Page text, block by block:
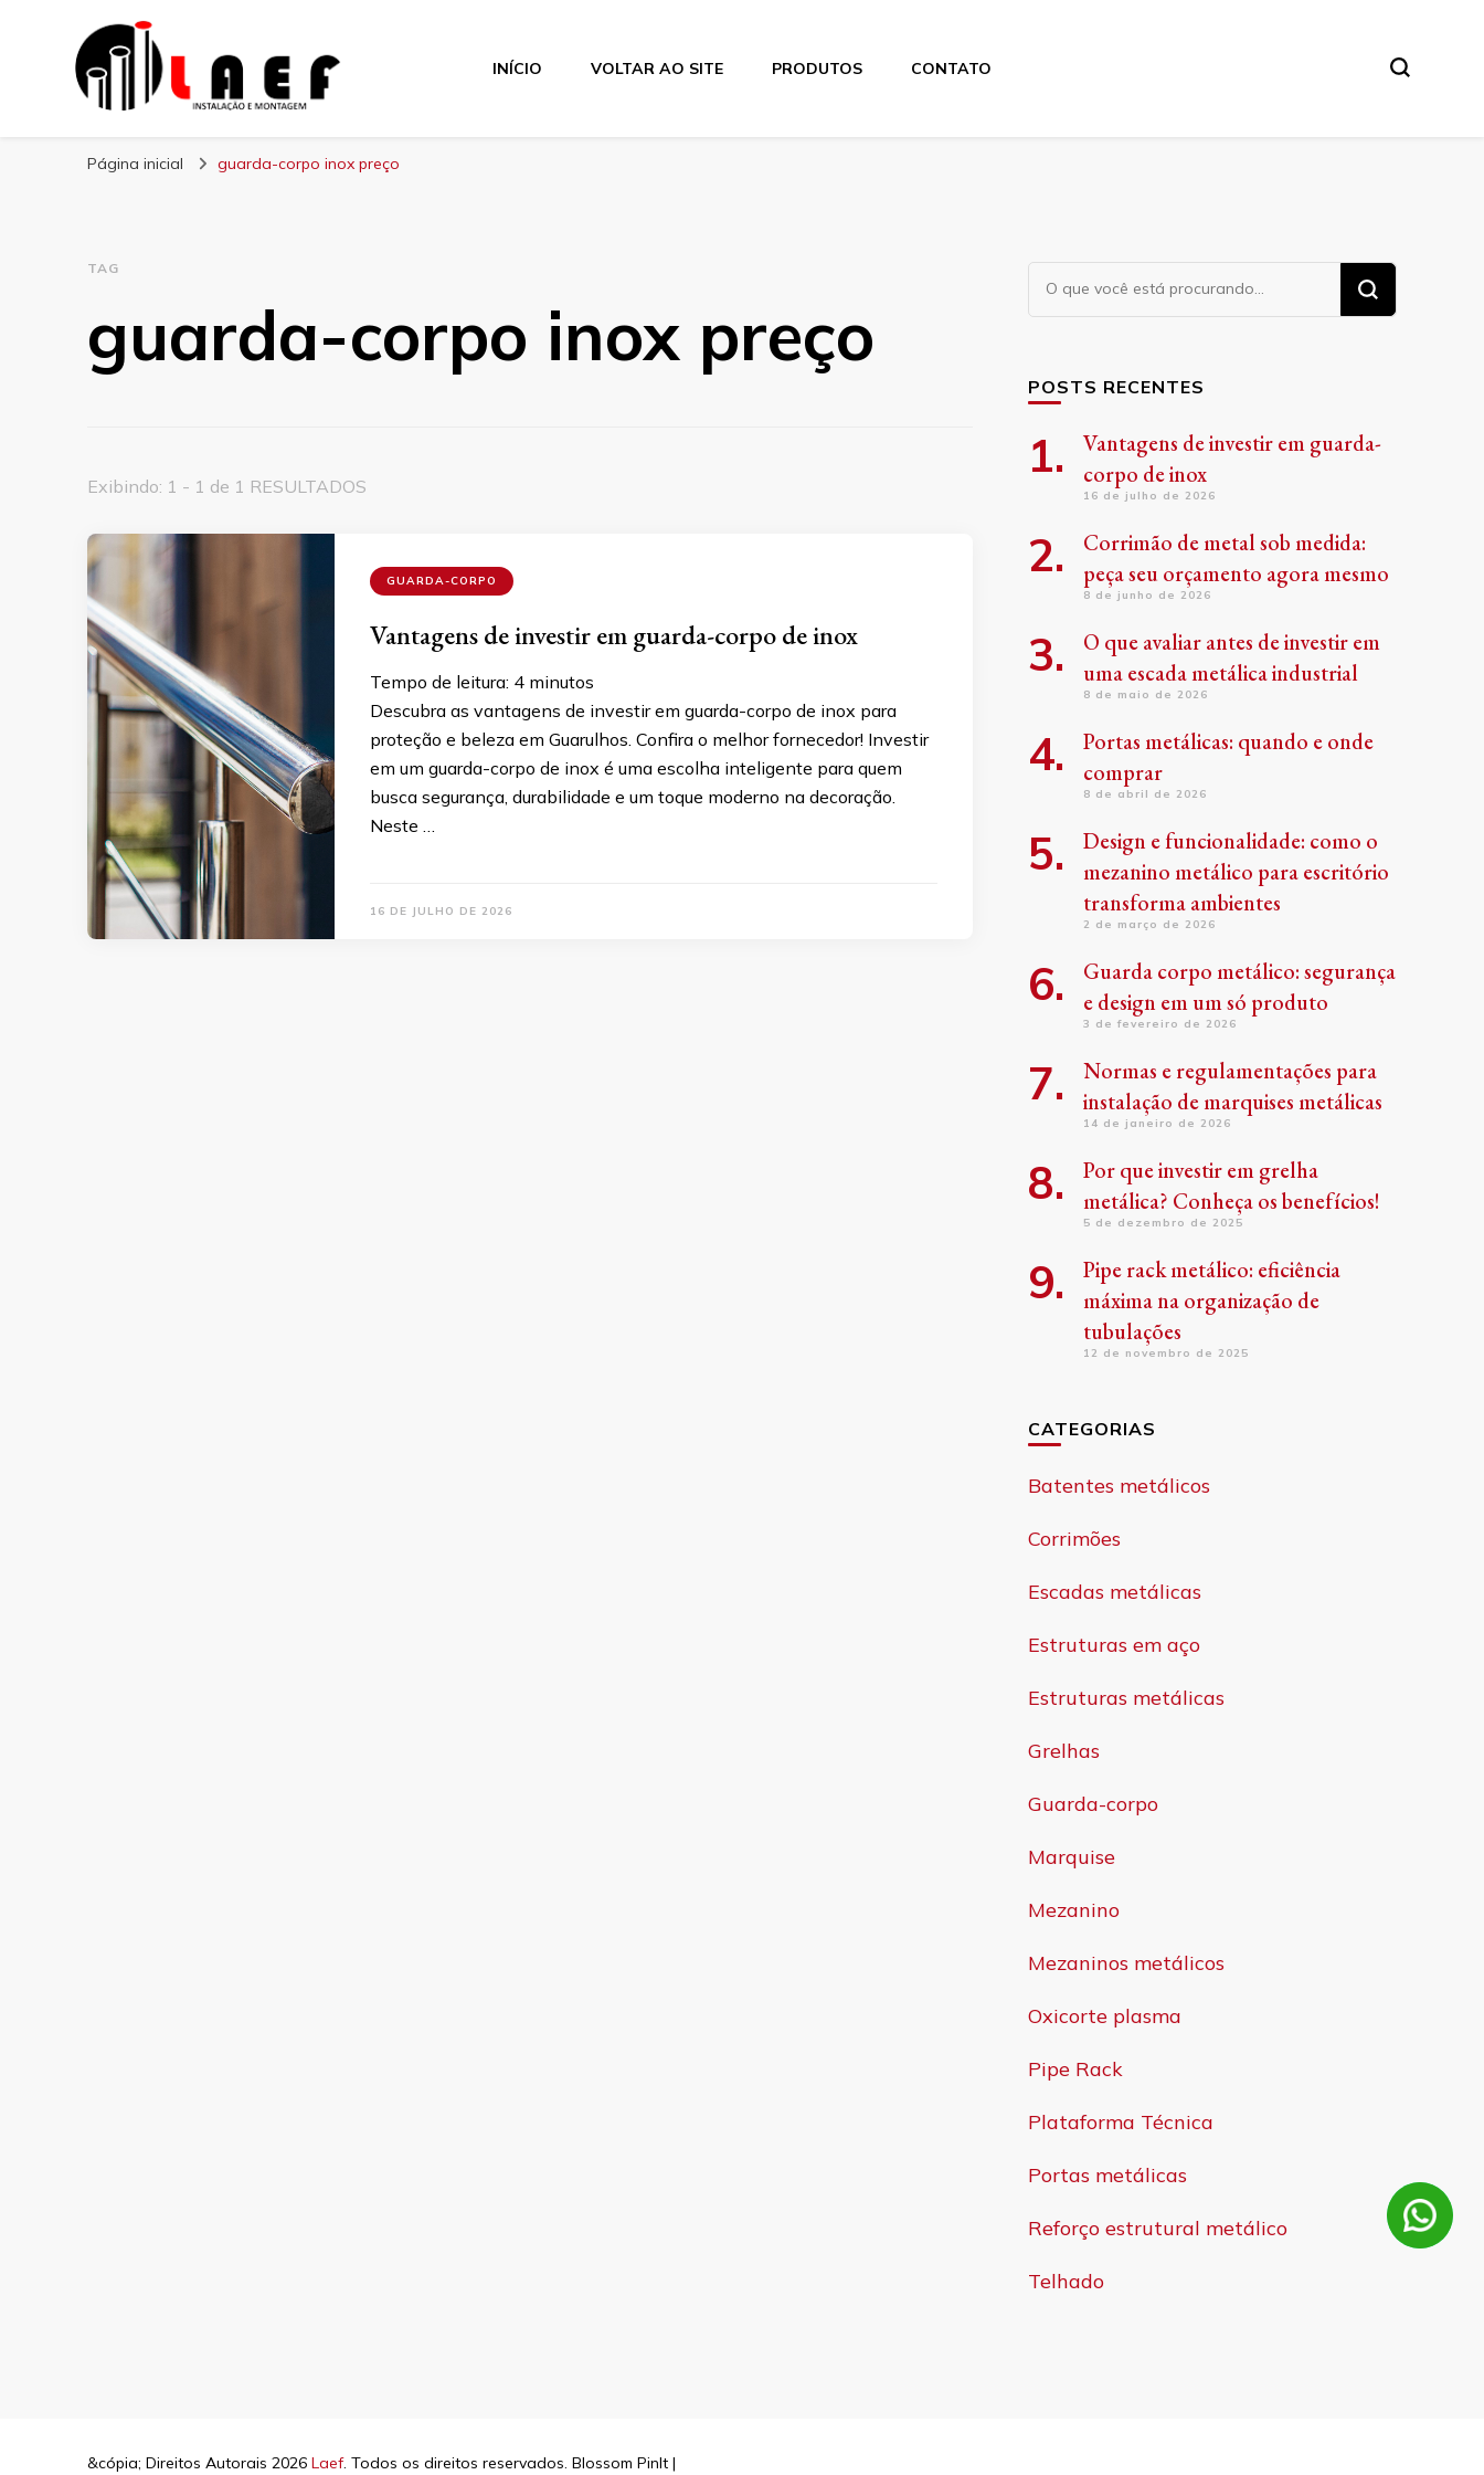
Laef
INÍCIO VOLTAR AO SITE PRODUTOS CONTATO
Página inicial guarda-corpo inox preço
TAG
guarda-corpo inox preço
Exibindo: 1 - 1 de 1 RESULTADOS
GUARDA-CORPO
Vantagens de investir em guarda-corpo de inox
Tempo de leitura: 4 minutos
Descubra as vantagens de investir em guarda-corpo de inox para
proteção e beleza em Guarulhos. Confira o melhor fornecedor! Investir
em um guarda-corpo de inox é uma escolha inteligente para quem
busca segurança, durabilidade e um toque moderno na decoração.
Neste …
16 DE JULHO DE 2026
Procurando
algo?
POSTS RECENTES
Vantagens de investir em guarda-
corpo de inox
16 de julho de 2026
Corrimão de metal sob medida:
peça seu orçamento agora mesmo
8 de junho de 2026
O que avaliar antes de investir em
uma escada metálica industrial
8 de maio de 2026
Portas metálicas: quando e onde
comprar
8 de abril de 2026
Design e funcionalidade: como o
mezanino metálico para escritório
transforma ambientes
2 de março de 2026
Guarda corpo metálico: segurança
e design em um só produto
3 de fevereiro de 2026
Normas e regulamentações para
instalação de marquises metálicas
14 de janeiro de 2026
Por que investir em grelha
metálica? Conheça os benefícios!
5 de dezembro de 2025
Pipe rack metálico: eficiência
máxima na organização de
tubulações
12 de novembro de 2025
CATEGORIAS
Batentes metálicos
Corrimões
Escadas metálicas
Estruturas em aço
Estruturas metálicas
Grelhas
Guarda-corpo
Marquise
Mezanino
Mezaninos metálicos
Oxicorte plasma
Pipe Rack
Plataforma Técnica
Portas metálicas
Reforço estrutural metálico
Telhado
&cópia; Direitos Autorais 2026 Laef. Todos os direitos reservados. Blossom PinIt |